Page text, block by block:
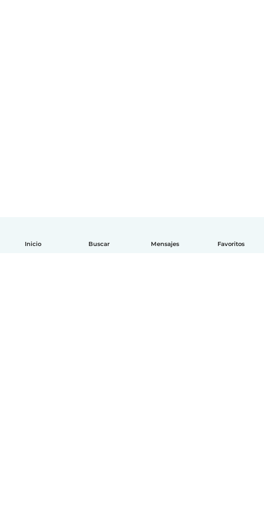
Inicio Buscar Mensajes Favoritos